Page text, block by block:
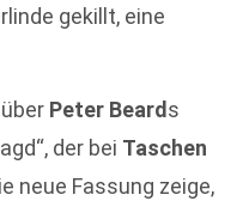
gekillt, eine
Peter Beards
der bei Taschen
neue Fassung zeige,